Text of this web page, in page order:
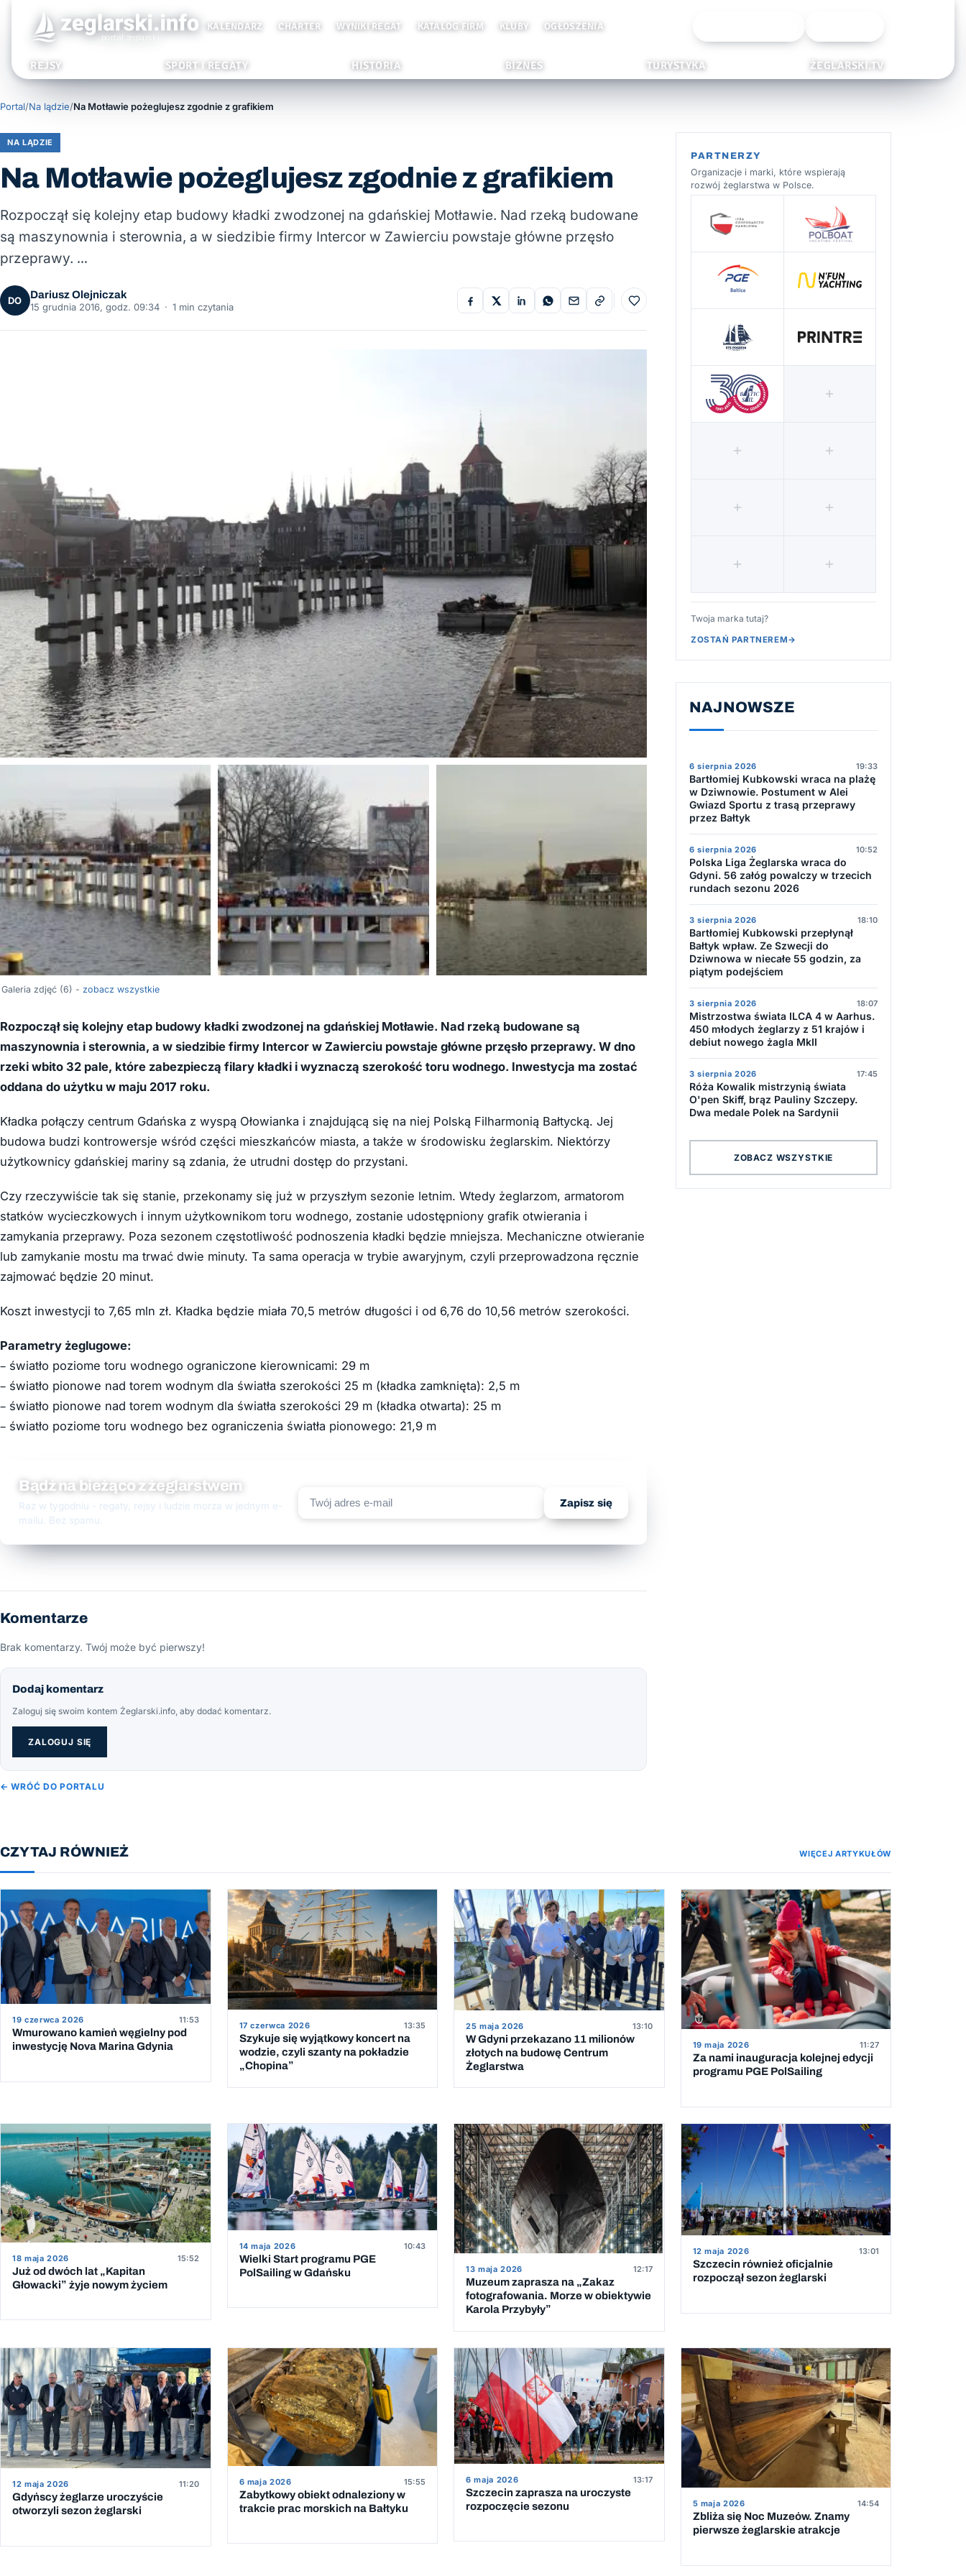
KALENDARZ CHARTER WYNIKI REGAT KATALOG FIRM KLUBY OGŁOSZENIA
REJSY SPORT I REGATY HISTORIA BIZNES TURYSTYKA ŻEGLARSKI.TV
Portal/Na lądzie/Na Motławie pożeglujesz zgodnie z grafikiem
NA LĄDZIE
Na Motławie pożeglujesz zgodnie z grafikiem
Rozpoczął się kolejny etap budowy kładki zwodzonej na gdańskiej Motławie. Nad rzeką budowane
są maszynownia i sterownia, a w siedzibie firmy Intercor w Zawierciu powstaje główne przęsło
przeprawy. …
DO
Dariusz Olejniczak
15 grudnia 2016, godz. 09:34 · 1 min czytania Do ulubionych
Galeria zdjęć (6) - zobacz wszystkie
Rozpoczął się kolejny etap budowy kładki zwodzonej na gdańskiej Motławie. Nad rzeką budowane są
maszynownia i sterownia, a w siedzibie firmy Intercor w Zawierciu powstaje główne przęsło przeprawy. W dno
rzeki wbito 32 pale, które zabezpieczą filary kładki i wyznaczą szerokość toru wodnego. Inwestycja ma zostać
oddana do użytku w maju 2017 roku.
Kładka połączy centrum Gdańska z wyspą Ołowianka i znajdującą się na niej Polską Filharmonią Bałtycką. Jej
budowa budzi kontrowersje wśród części mieszkańców miasta, a także w środowisku żeglarskim. Niektórzy
użytkownicy gdańskiej mariny są zdania, że utrudni dostęp do przystani.
Czy rzeczywiście tak się stanie, przekonamy się już w przyszłym sezonie letnim. Wtedy żeglarzom, armatorom
statków wycieczkowych i innym użytkownikom toru wodnego, zostanie udostępniony grafik otwierania i
zamykania przeprawy. Poza sezonem częstotliwość podnoszenia kładki będzie mniejsza. Mechaniczne otwieranie
lub zamykanie mostu ma trwać dwie minuty. Ta sama operacja w trybie awaryjnym, czyli przeprowadzona ręcznie
zajmować będzie 20 minut.
Koszt inwestycji to 7,65 mln zł. Kładka będzie miała 70,5 metrów długości i od 6,76 do 10,56 metrów szerokości.
Parametry żeglugowe:
– światło poziome toru wodnego ograniczone kierownicami: 29 m
– światło pionowe nad torem wodnym dla światła szerokości 25 m (kładka zamknięta): 2,5 m
– światło pionowe nad torem wodnym dla światła szerokości 29 m (kładka otwarta): 25 m
– światło poziome toru wodnego bez ograniczenia światła pionowego: 21,9 m
Bądź na bieżąco z żeglarstwem
Raz w tygodniu - regaty, rejsy i ludzie morza w jednym e-
mailu. Bez spamu.
Zapisz się
Komentarze
Brak komentarzy. Twój może być pierwszy!
Dodaj komentarz
Zaloguj się swoim kontem Żeglarski.info, aby dodać komentarz.
ZALOGUJ SIĘ
← WRÓĆ DO PORTALU
PARTNERZY
Organizacje i marki, które wspierają
rozwój żeglarstwa w Polsce.
Twoja marka tutaj?
ZOSTAŃ PARTNEREM→
NAJNOWSZE
6 sierpnia 2026 19:33
Bartłomiej Kubkowski wraca na plażę
w Dziwnowie. Postument w Alei
Gwiazd Sportu z trasą przeprawy
przez Bałtyk
6 sierpnia 2026 10:52
Polska Liga Żeglarska wraca do
Gdyni. 56 załóg powalczy w trzecich
rundach sezonu 2026
3 sierpnia 2026 18:10
Bartłomiej Kubkowski przepłynął
Bałtyk wpław. Ze Szwecji do
Dziwnowa w niecałe 55 godzin, za
piątym podejściem
3 sierpnia 2026 18:07
Mistrzostwa świata ILCA 4 w Aarhus.
450 młodych żeglarzy z 51 krajów i
debiut nowego żagla MkII
3 sierpnia 2026 17:45
Róża Kowalik mistrzynią świata
O'pen Skiff, brąz Pauliny Szczepy.
Dwa medale Polek na Sardynii
ZOBACZ WSZYSTKIE
CZYTAJ RÓWNIEŻ WIĘCEJ ARTYKUŁÓW
19 czerwca 2026 11:53
Wmurowano kamień węgielny pod
inwestycję Nova Marina Gdynia
17 czerwca 2026 13:35
Szykuje się wyjątkowy koncert na
wodzie, czyli szanty na pokładzie
„Chopina”
25 maja 2026 13:10
W Gdyni przekazano 11 milionów
złotych na budowę Centrum
Żeglarstwa
19 maja 2026 11:27
Za nami inauguracja kolejnej edycji
programu PGE PolSailing
18 maja 2026 15:52
Już od dwóch lat „Kapitan
Głowacki” żyje nowym życiem
14 maja 2026 10:43
Wielki Start programu PGE
PolSailing w Gdańsku
13 maja 2026 12:17
Muzeum zaprasza na „Zakaz
fotografowania. Morze w obiektywie
Karola Przybyły”
12 maja 2026 13:01
Szczecin również oficjalnie
rozpoczął sezon żeglarski
12 maja 2026 11:20
Gdyńscy żeglarze uroczyście
otworzyli sezon żeglarski
6 maja 2026 15:55
Zabytkowy obiekt odnaleziony w
trakcie prac morskich na Bałtyku
6 maja 2026 13:17
Szczecin zaprasza na uroczyste
rozpoczęcie sezonu
5 maja 2026 14:54
Zbliża się Noc Muzeów. Znamy
pierwsze żeglarskie atrakcje